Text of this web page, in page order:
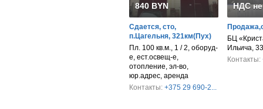
840 BYN
Сдается, сто,
п.Цагельня, 321км(Пух)
Пл. 100 кв.м., 1 / 2, оборуд-
е, ест.освещ-е,
отопление, эл-во,
юр.адрес, аренда
Контакты: +375 29 690-2...
НДС
БЦ
Ильича,
Контакты: